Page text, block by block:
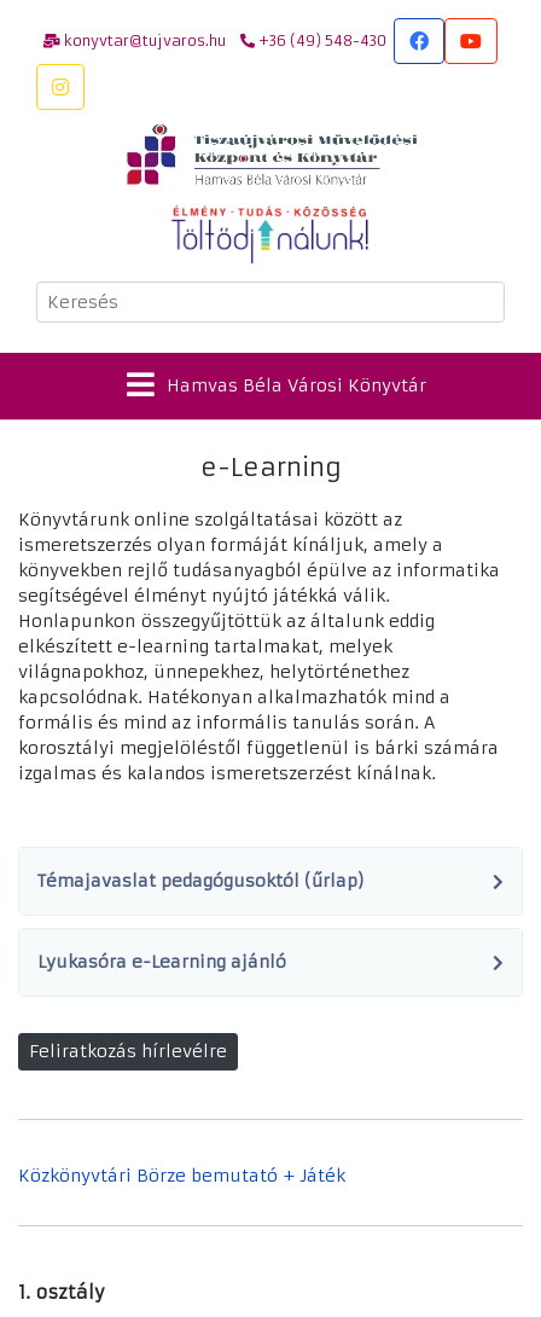
konyvtar@tujvaros.hu +36 (49) 548-430
Keresés
Hamvas Béla Városi Könyvtár
e-Learning
Könyvtárunk online szolgáltatásai között az
ismeretszerzés olyan formáját kínáljuk, amely a
könyvekben rejlő tudásanyagból épülve az informatika
segítségével élményt nyújtó játékká válik.
Honlapunkon összegyűjtöttük az általunk eddig
elkészített e-learning tartalmakat, melyek
világnapokhoz, ünnepekhez, helytörténethez
kapcsolódnak. Hatékonyan alkalmazhatók mind a
formális és mind az informális tanulás során. A
korosztályi megjelöléstől függetlenül is bárki számára
izgalmas és kalandos ismeretszerzést kínálnak.
Témajavaslat pedagógusoktól (űrlap)
Lyukasóra e-Learning ajánló
Feliratkozás hírlevélre
Közkönyvtári Börze bemutató + Játék
1. osztály